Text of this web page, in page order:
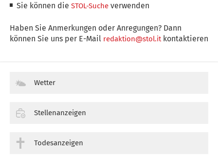
Sie können dieSTOL-Suche verwenden
Haben Sie Anmerkungen oder Anregungen? Dann
können Sie uns per E-Mail redaktion@stol.itkontaktieren
Wetter
Stellenanzeigen
Todesanzeigen